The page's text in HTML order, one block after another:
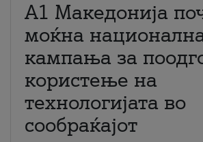
A1 Македонија
моќна
кампања за
користење на
технологијата во
сообраќајот